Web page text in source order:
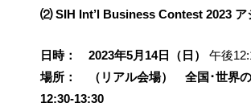
⑵ SIH Int’l Business Contest 2023 ア
日時： 2023年5月14日（日）
午後
場所： （リアル会場） 全国･世界の
12:30-13:30